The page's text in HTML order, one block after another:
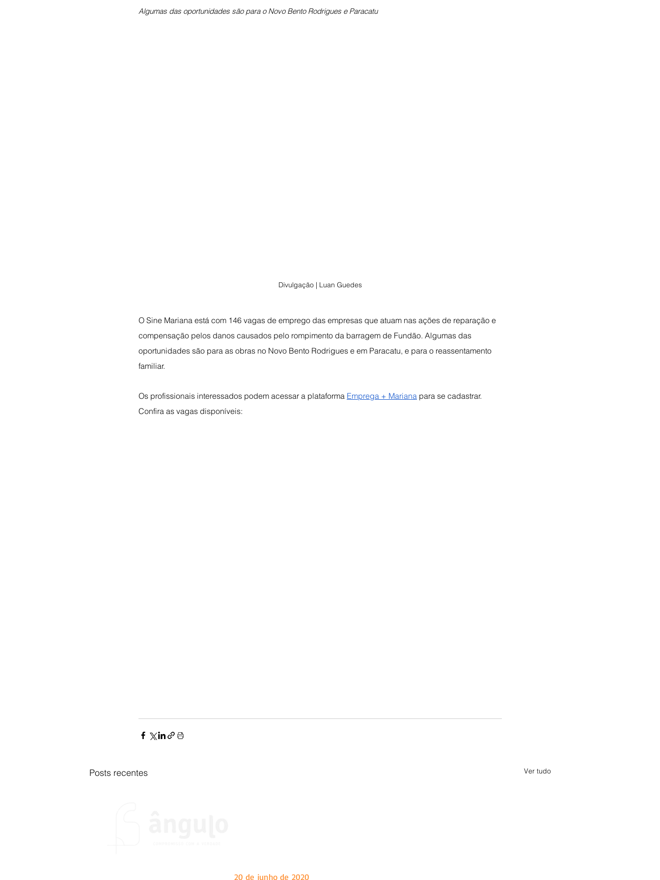
Algumas das oportunidades são para o Novo Bento Rodrigues e Paracatu
Divulgação | Luan Guedes
O Sine Mariana está com 146 vagas de emprego das empresas que atuam nas ações de reparação e
compensação pelos danos causados pelo rompimento da barragem de Fundão. Algumas das
oportunidades são para as obras no Novo Bento Rodrigues e em Paracatu, e para o reassentamento
familiar.
Os profissionais interessados podem acessar a plataforma Emprega + Mariana para se cadastrar.
Confira as vagas disponíveis:
Posts recentes Ver tudo
O portal Ângulo foi fundado no dia20 de junho de 2020